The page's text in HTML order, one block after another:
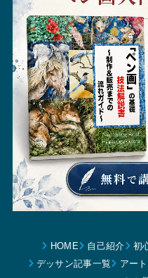
HOME 自己紹介 初
デッサン記事一覧
アー